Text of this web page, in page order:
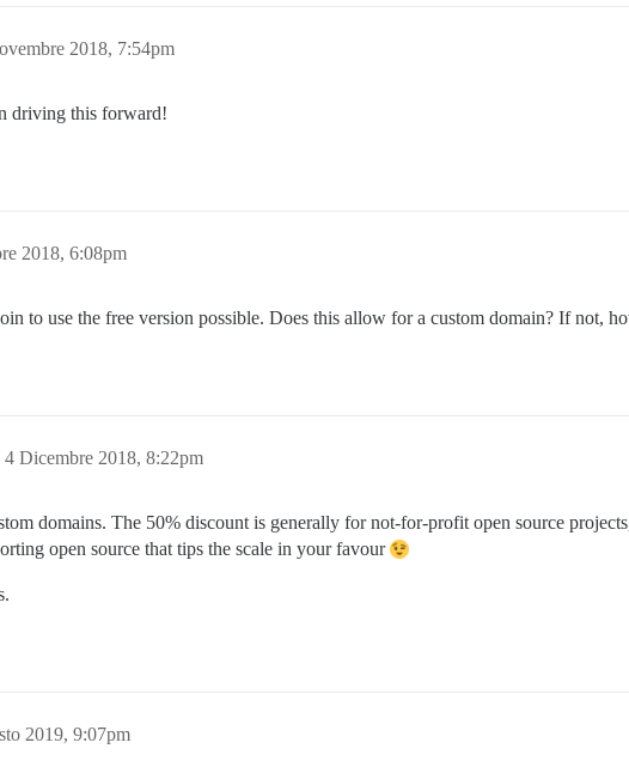
2018, 7:54pm
driving this forward!
2018, 6:08pm
to use the free version possible. Does this allow for a custom domain? If not,
4 Dicembre 2018, 8:22pm
domains. The 50% discount is generally for not-for-profit open source
open source that tips the scale in your favour
2019, 9:07pm